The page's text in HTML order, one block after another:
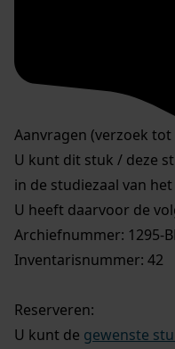
Aanvragen (verzoek
U kunt dit stuk / deze
in de studiezaal van
U heeft daarvoor de
Archiefnummer: 1295-
Inventarisnummer: 42
Reserveren:
U kunt de gewenste